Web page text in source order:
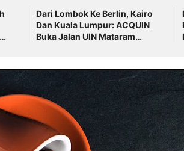
Dari Lombok Ke Berlin, Kairo
Dan Kuala Lumpur: ACQUIN
Buka Jalan UIN Mataram